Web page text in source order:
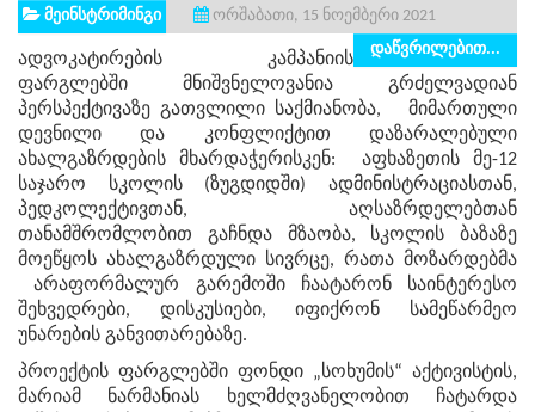
მეინსტრიმინგი
ორშაბათი, 15 ნოემბერი 2021
დაწვრილებით...
ადვოკატირების კამპანიის
ფარგლებში მნიშვნელოვანია გრძელვადიან
პერსპექტივაზე გათვლილი საქმიანობა, მიმართული
დევნილი და კონფლიქტით დაზარალებული
ახალგაზრდების მხარდაჭერისკენ: აფხაზეთის მე-12
საჯარო სკოლის (ზუგდიდში) ადმინისტრაციასთან,
პედკოლექტივთან, აღსაზრდელებთან
თანამშრომლობით გაჩნდა მზაობა, სკოლის ბაზაზე
მოეწყოს ახალგაზრდული სივრცე, რათა მოზარდებმა
არაფორმალურ გარემოში ჩაატარონ საინტერესო
შეხვედრები, დისკუსიები, იფიქრონ სამეწარმეო
უნარების განვითარებაზე.
პროექტის ფარგლებში ფონდი „სოხუმის“ აქტივისტის,
მარიამ ნარმანიას ხელმძღვანელობით ჩატარდა